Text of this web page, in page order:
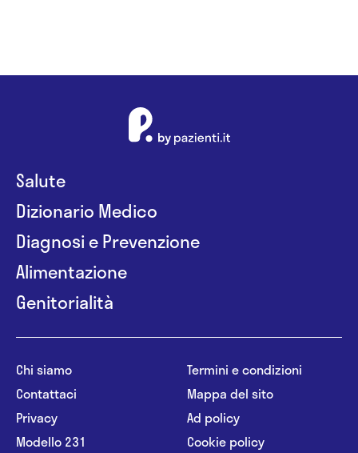
Salute
Dizionario Medico
Diagnosi e Prevenzione
Alimentazione
Genitorialità
Chi siamo
Contattaci
Privacy
Modello 231
Termini e condizioni
Mappa del sito
Ad policy
Cookie policy